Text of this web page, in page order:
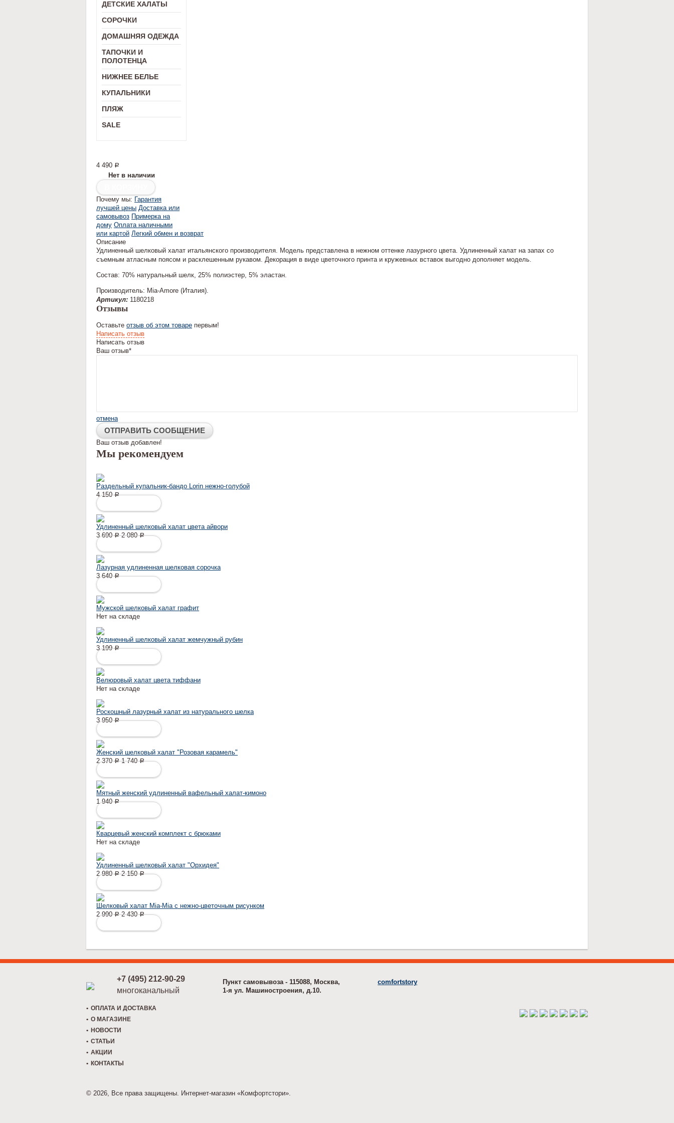
ДЕТСКИЕ ХАЛАТЫ
СОРОЧКИ
ДОМАШНЯЯ ОДЕЖДА
ТАПОЧКИ И
ПОЛОТЕНЦА
НИЖНЕЕ БЕЛЬЕ
КУПАЛЬНИКИ
ПЛЯЖ
SALE
4 490 Р
Нет в наличии
Почему мы: Гарантия
лучшей цены Доставка или
самовывоз Примерка на
дому Оплата наличными
или картой Легкий обмен и возврат
Описание
Удлиненный шелковый халат итальянского производителя. Модель представлена в нежном оттенке лазурного цвета. Удлиненный халат на запах со
съемным атласным поясом и расклешенным рукавом. Декорация в виде цветочного принта и кружевных вставок выгодно дополняет модель.
Состав: 70% натуральный шелк, 25% полиэстер, 5% эластан.
Производитель: Mia-Amore (Италия).
Артикул: 1180218
Отзывы
Оставьте отзыв об этом товаре первым!
Написать отзыв
Написать отзыв
Ваш отзыв*
отмена
Ваш отзыв добавлен!
Мы рекомендуем
Раздельный купальник-бандо Lorin нежно-голубой
4 150Р
Удлиненный шелковый халат цвета айвори
3 690Р 2 080Р
Лазурная удлиненная шелковая сорочка
3 640Р
Мужской шелковый халат графит
Нет на складе
Удлиненный шелковый халат жемчужный рубин
3 199Р
Велюровый халат цвета тиффани
Нет на складе
Роскошный лазурный халат из натурального шелка
3 950Р
Женский шелковый халат "Розовая карамель"
2 370Р 1 740Р
Мятный женский удлиненный вафельный халат-кимоно
1 940Р
Кварцевый женский комплект с брюками
Нет на складе
Удлиненный шелковый халат "Орхидея"
2 980Р 2 150Р
Шелковый халат Mia-Mia с нежно-цветочным рисунком
2 990Р 2 430Р
+7 (495) 212-90-29
многоканальный
Пункт самовывоза - 115088, Москва,
1-я ул. Машиностроения, д.10.
comfortstory
ОПЛАТА И ДОСТАВКА
О МАГАЗИНЕ
НОВОСТИ
СТАТЬИ
АКЦИИ
КОНТАКТЫ
© 2026, Все права защищены. Интернет-магазин «Комфортстори».